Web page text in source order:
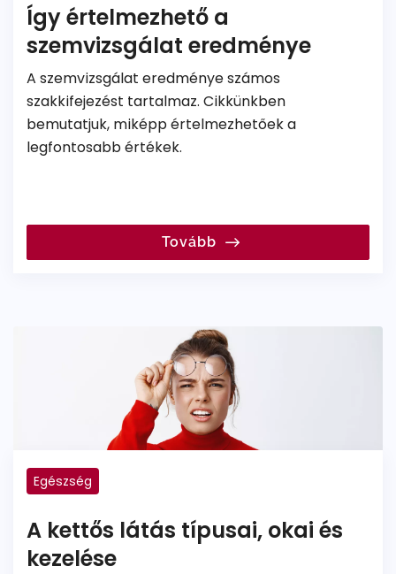
Így értelmezhető a
szemvizsgálat eredménye
A szemvizsgálat eredménye számos
szakkifejezést tartalmaz. Cikkünkben
bemutatjuk, miképp értelmezhetőek a
legfontosabb értékek.
Tovább
Egészség
A kettős látás típusai, okai és
kezelése